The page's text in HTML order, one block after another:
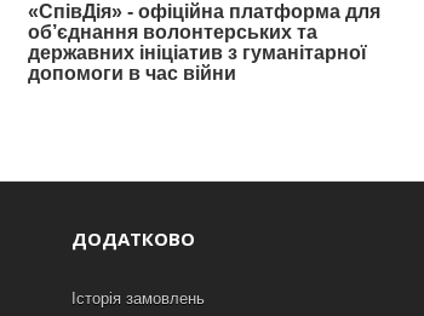
«СпівДія» - офіційна платформа для
об’єднання волонтерських та
державних ініціатив з гуманітарної
допомоги в час війни
ДОДАТКОВО
Історія замовлень